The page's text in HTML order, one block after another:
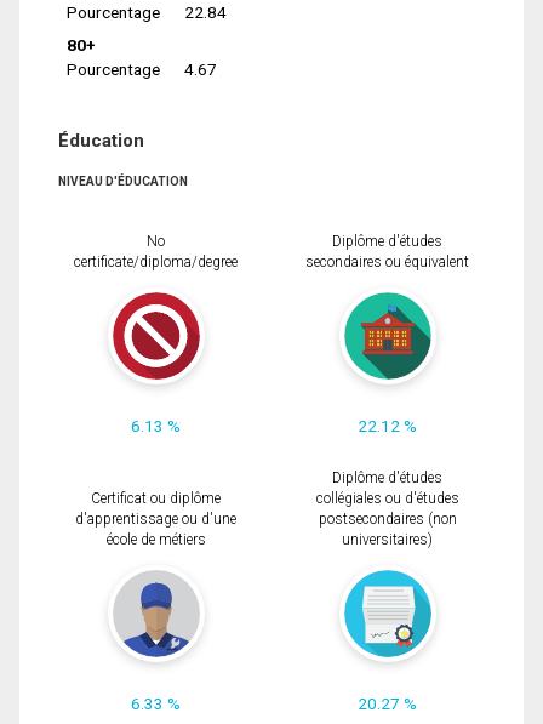
Pourcentage
22.84
80+
Pourcentage
4.67
Éducation
NIVEAU D'ÉDUCATION
No
certificate/diploma/degree
6.13 %
Diplôme d'études
secondaires ou équivalent
22.12 %
Certificat ou diplôme
d'apprentissage ou d'une
école de métiers
6.33 %
Diplôme d'études
collégiales ou d'études
postsecondaires (non
universitaires)
20.27 %